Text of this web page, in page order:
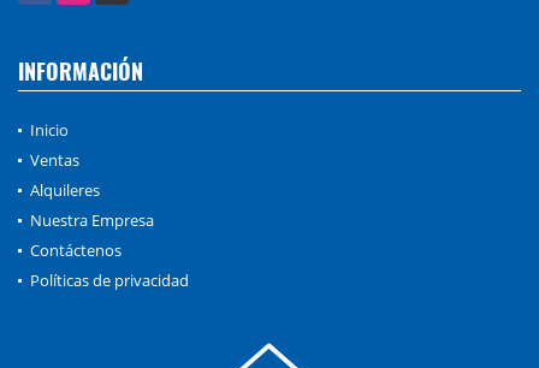
INFORMACIÓN
Inicio
Ventas
Alquileres
Nuestra Empresa
Contáctenos
Políticas de privacidad